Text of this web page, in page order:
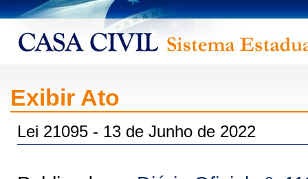
Exibir Ato
Lei 21095 - 13 de Junho de 2022